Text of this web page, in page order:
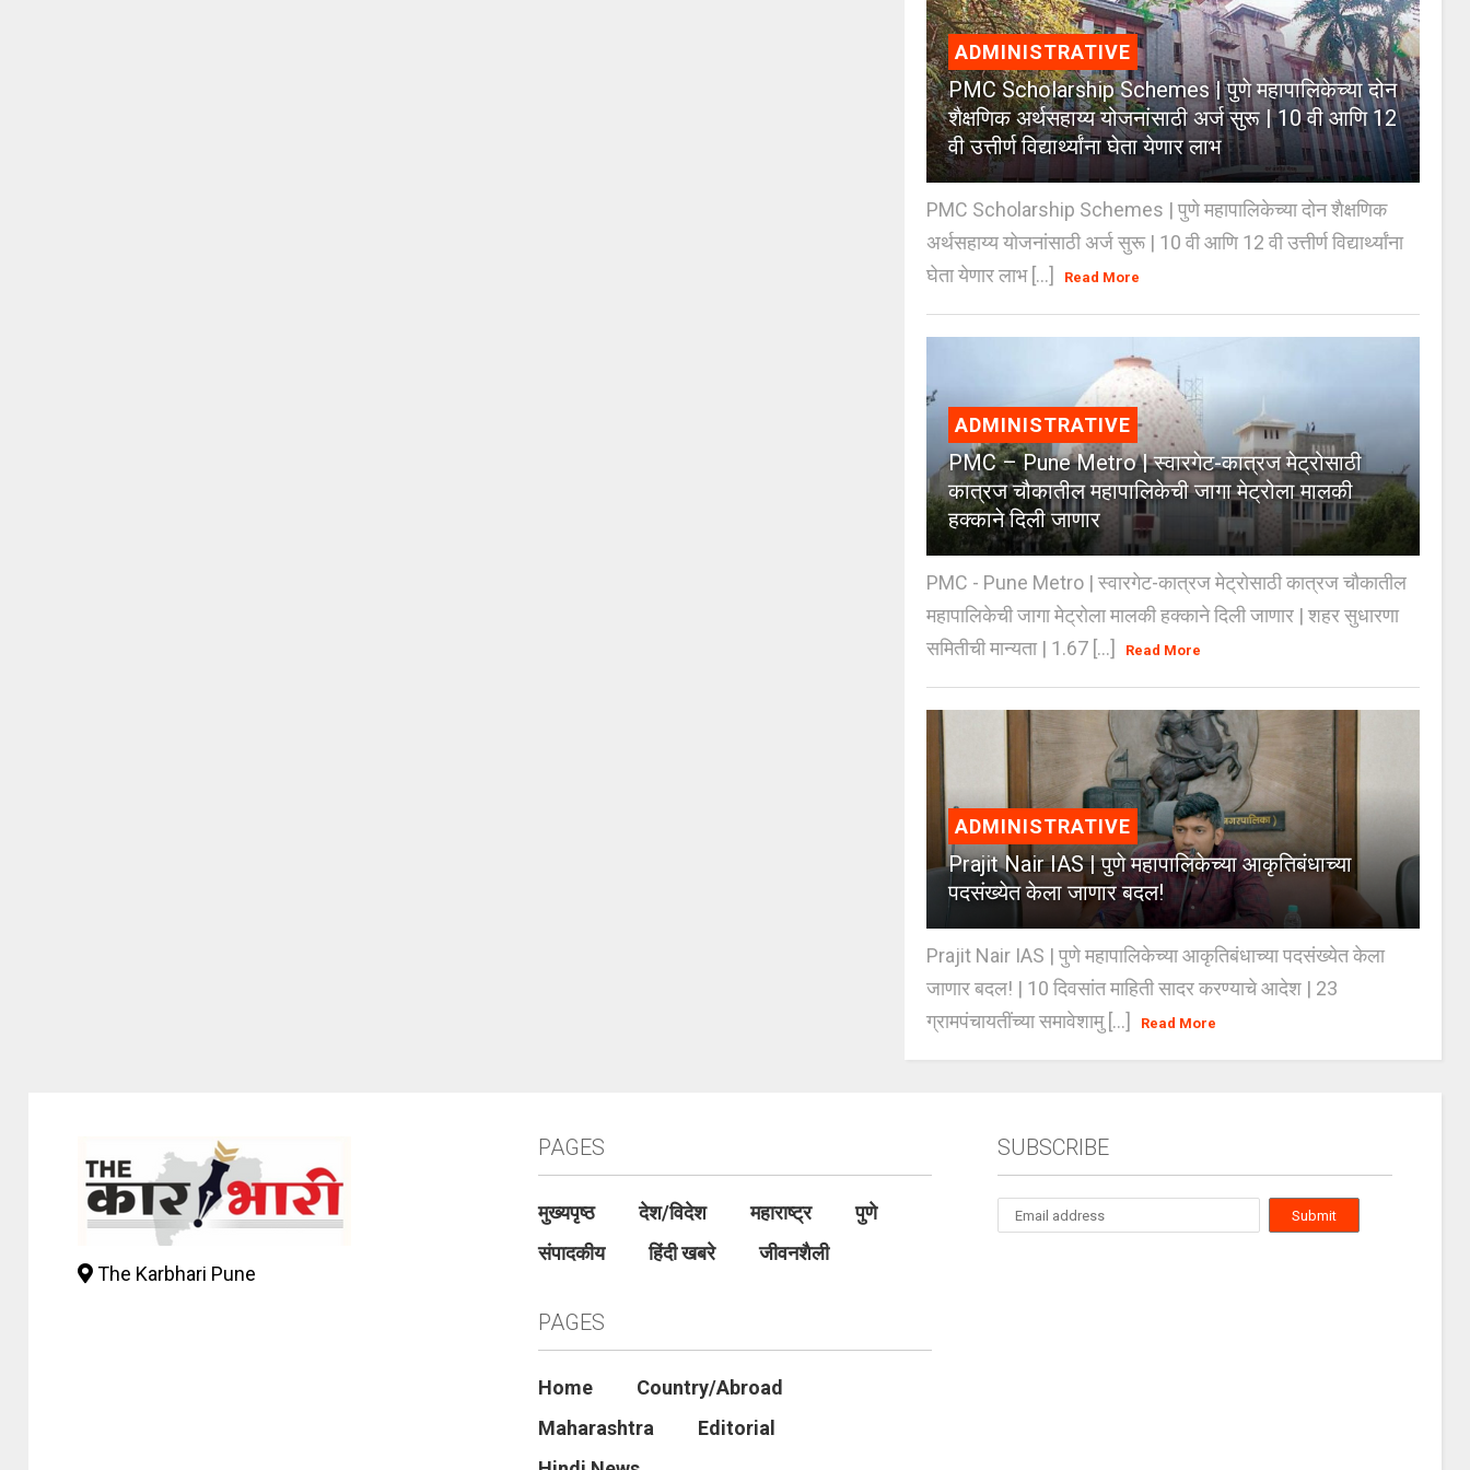
ADMINISTRATIVE
PMC Scholarship Schemes | पुणे महापालिकेच्या दोन
शैक्षणिक अर्थसहाय्य योजनांसाठी अर्ज सुरू | 10 वी आणि 12
वी उत्तीर्ण विद्यार्थ्यांना घेता येणार लाभ
PMC Scholarship Schemes | पुणे महापालिकेच्या दोन शैक्षणिक
अर्थसहाय्य योजनांसाठी अर्ज सुरू | 10 वी आणि 12 वी उत्तीर्ण विद्यार्थ्यांना
घेता येणार लाभ [...]
Read More
ADMINISTRATIVE
PMC – Pune Metro | स्वारगेट-कात्रज मेट्रोसाठी
कात्रज चौकातील महापालिकेची जागा मेट्रोला मालकी
हक्काने दिली जाणार
PMC - Pune Metro | स्वारगेट-कात्रज मेट्रोसाठी कात्रज चौकातील
महापालिकेची जागा मेट्रोला मालकी हक्काने दिली जाणार | शहर सुधारणा
समितीची मान्यता | 1.67 [...]
Read More
ADMINISTRATIVE
Prajit Nair IAS | पुणे महापालिकेच्या आकृतिबंधाच्या
पदसंख्येत केला जाणार बदल!
Prajit Nair IAS | पुणे महापालिकेच्या आकृतिबंधाच्या पदसंख्येत केला
जाणार बदल! | 10 दिवसांत माहिती सादर करण्याचे आदेश | 23
ग्रामपंचायतींच्या समावेशामु [...]
Read More
The Karbhari Pune
PAGES
मुख्यपृष्ठ देश/विदेश महाराष्ट्र
पुणे
संपादकीय
हिंदी खबरे जीवनशैली
PAGES
Home
Country/Abroad
Maharashtra
Editorial
SUBSCRIBE